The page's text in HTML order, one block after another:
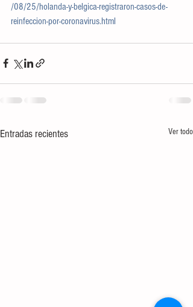
/08/25/holanda-y-belgica-registraron-casos-de-
reinfeccion-por-coronavirus.html
Entradas recientes Ver todo